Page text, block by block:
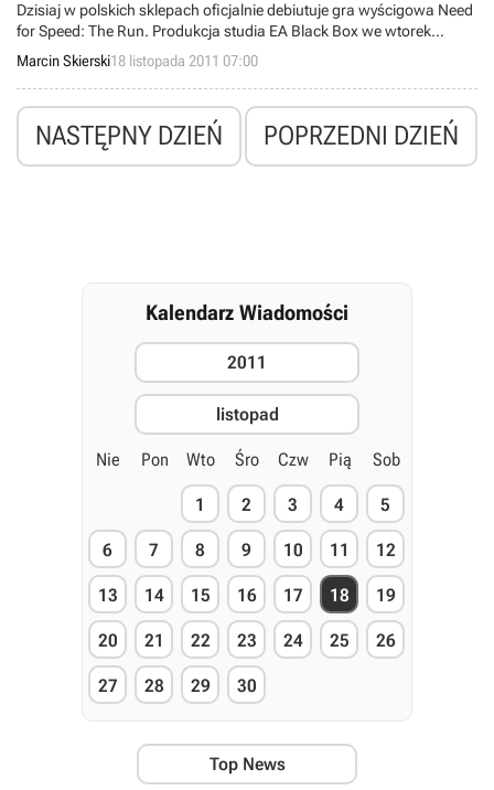
Dzisiaj w polskich sklepach oficjalnie debiutuje gra wyścigowa Need
for Speed: The Run. Produkcja studia EA Black Box we wtorek
ukazała się także w Stanach Zjednoczonych.
Marcin Skierski18 listopada 2011 07:00
NASTĘPNY DZIEŃ POPRZEDNI DZIEŃ
Kalendarz Wiadomości
2011
listopad
Nie Pon Wto Śro Czw Pią Sob
1 2 3 4 5
6 7 8 9 10 11 12
13 14 15 16 17 18 19
20 21 22 23 24 25 26
27 28 29 30
Top News